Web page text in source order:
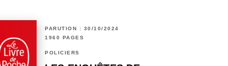
PARUTION : 30/10/2024
1960 PAGES
POLICIERS